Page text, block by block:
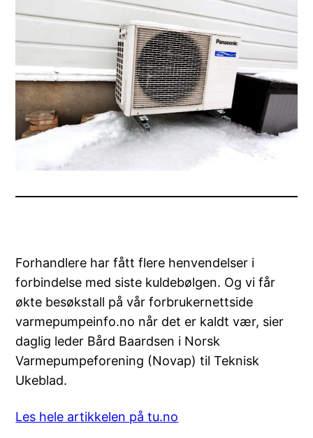
Forhandlere har fått flere henvendelser i
forbindelse med siste kuldebølgen. Og vi får
økte besøkstall på vår forbrukernettside
varmepumpeinfo.no når det er kaldt vær, sier
daglig leder Bård Baardsen i Norsk
Varmepumpeforening (Novap) til Teknisk
Ukeblad.
Les hele artikkelen på tu.no